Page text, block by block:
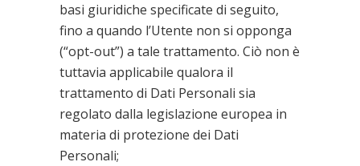
basi giuridiche specificate di seguito,
fino a quando l’Utente non si opponga
(“opt-out”) a tale trattamento. Ciò non è
tuttavia applicabile qualora il
trattamento di Dati Personali sia
regolato dalla legislazione europea in
materia di protezione dei Dati
Personali;